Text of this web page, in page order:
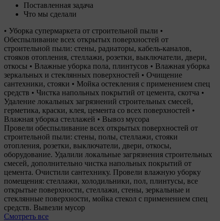
Поставленная задача
Что мы сделали
• Уборка супермаркета от строительной пыли •
Обеспыливание всех открытых поверхностей от
строительной пыли: стены, радиаторы, кабель-каналов,
стояков отопления, стеллажи, розетки, выключатели, двери,
откосы • Влажные уборка пола, плинтусов • Влажная уборка
зеркальных и стеклянных поверхностей • Очищение
сантехники, стояки • Мойка остекления с применением спец
средств • Чистка напольных покрытий от цемента, скотча •
Удаление локальных загрязнений строительных смесей,
герметика, краски, клея, цемента со всех поверхностей •
Влажная уборка стеллажей • Вывоз мусора
Провели обеспыливание всех открытых поверхностей от
строительной пыли: стены, полы, стеллажи, стояки
отопления, розетки, выключатели, двери, откосы,
оборудование. Удалили локальные загрязнения строительных
смесей, дополнительно чистка напольных покрытий от
цемента. Очистили сантехнику. Провели влажную уборку
помещения: стеллажи, холодильники, пол, плинтусы, все
открытые поверхности, стеллажи, стены, зеркальные и
стеклянные поверхности, мойка стекол с применением спец
средств. Вывезли мусор
Смотреть все